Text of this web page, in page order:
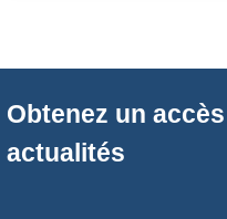
Obtenez un
actualités